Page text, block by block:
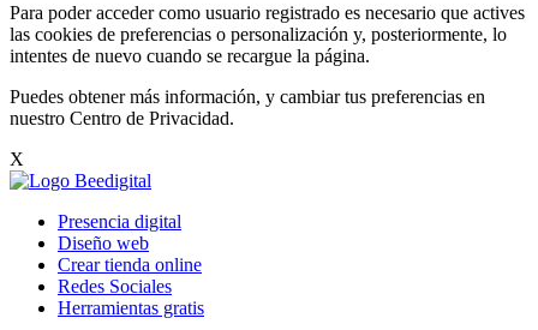
Para poder acceder como usuario registrado es necesario que actives
las cookies de preferencias o personalización y, posteriormente, lo
intentes de nuevo cuando se recargue la página.
Puedes obtener más información, y cambiar tus preferencias en
nuestro Centro de Privacidad.
X
Presencia digital
Diseño web
Crear tienda online
Redes Sociales
Herramientas gratis